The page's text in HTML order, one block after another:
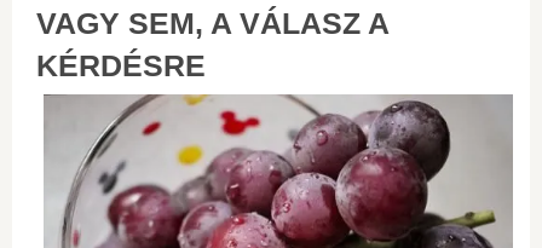
VAGY SEM, A VÁLASZ A
KÉRDÉSRE